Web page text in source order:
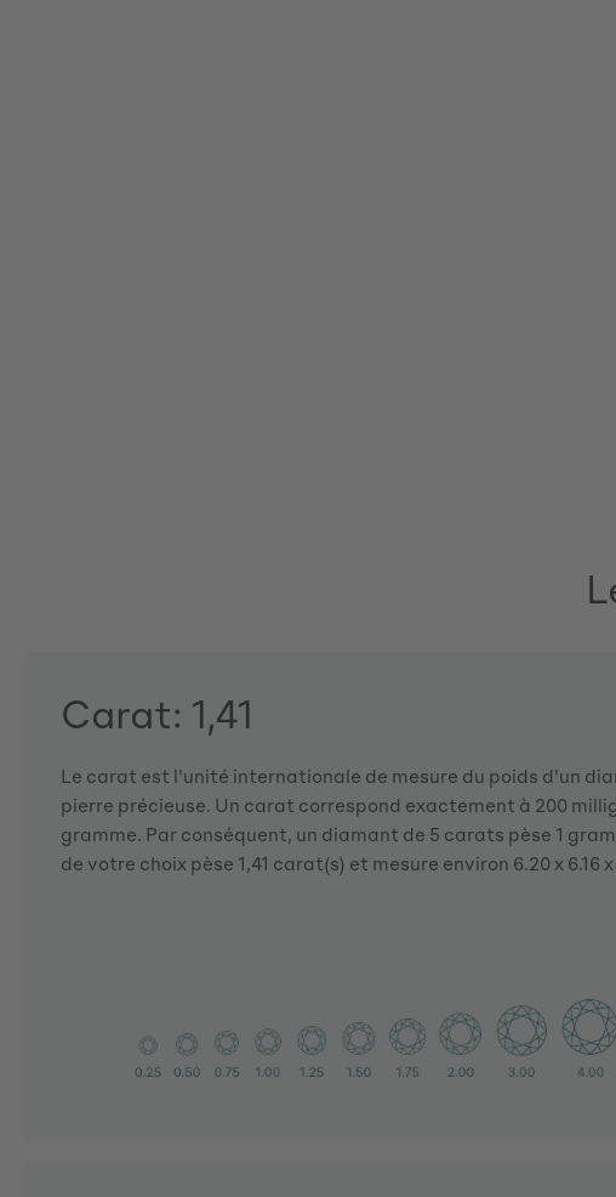
Carat: 1,41
Le carat est l'unité internationale de mesure du poids d'un
pierre précieuse. Un carat correspond exactement à 200
gramme. Par conséquent, un diamant de 5 carats pèse 1
de votre choix pèse 1,41 carat(s) et mesure environ 6.20 x 6.16